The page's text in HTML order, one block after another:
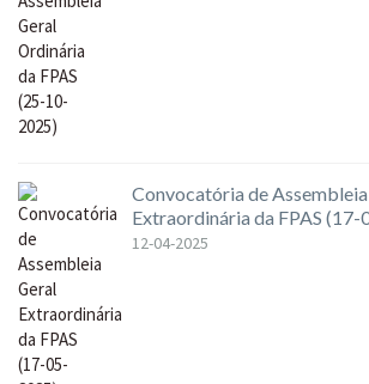
Convocatória de
Extraordinária da FPAS (17-
12-04-2025